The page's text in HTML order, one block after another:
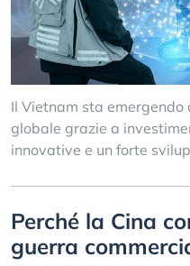
Il Vietnam sta emergendo
globale grazie a
innovative e un forte
Perché la Cina
guerra